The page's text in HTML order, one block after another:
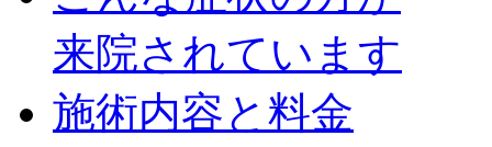
来院されています
施術内容と料金